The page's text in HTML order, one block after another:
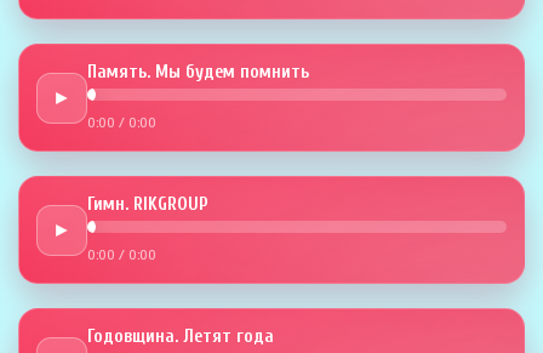
►
Память. Мы будем помнить
0:00 / 0:00
►
Гимн. RIKGROUP
0:00 / 0:00
Годовщина. Летят года